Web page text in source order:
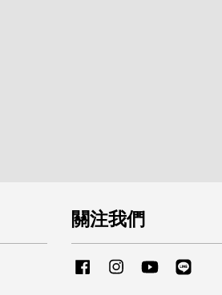
關注我們
Facebook InstagramYouTube